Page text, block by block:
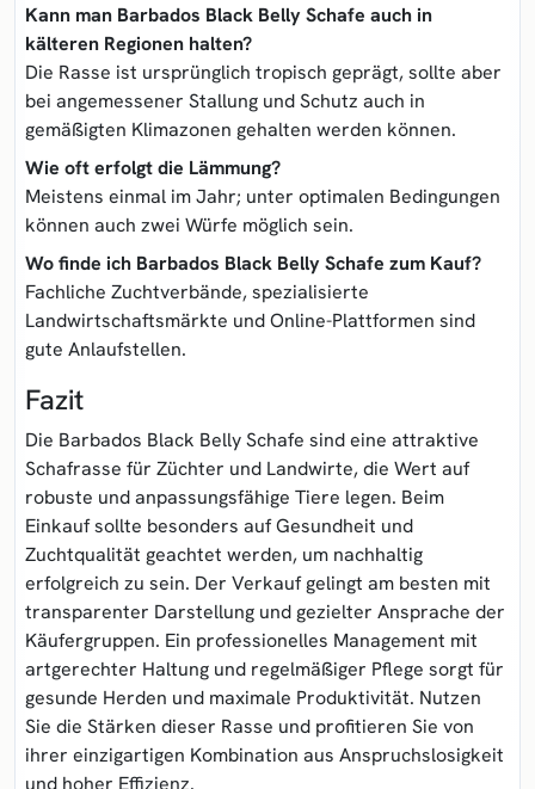
Kann man Barbados Black Belly Schafe auch in
kälteren Regionen halten?
Die Rasse ist ursprünglich tropisch geprägt, sollte aber
bei angemessener Stallung und Schutz auch in
gemäßigten Klimazonen gehalten werden können.
Wie oft erfolgt die Lämmung?
Meistens einmal im Jahr; unter optimalen Bedingungen
können auch zwei Würfe möglich sein.
Wo finde ich Barbados Black Belly Schafe zum Kauf?
Fachliche Zuchtverbände, spezialisierte
Landwirtschaftsmärkte und Online-Plattformen sind
gute Anlaufstellen.
Fazit
Die Barbados Black Belly Schafe sind eine attraktive
Schafrasse für Züchter und Landwirte, die Wert auf
robuste und anpassungsfähige Tiere legen. Beim
Einkauf sollte besonders auf Gesundheit und
Zuchtqualität geachtet werden, um nachhaltig
erfolgreich zu sein. Der Verkauf gelingt am besten mit
transparenter Darstellung und gezielter Ansprache der
Käufergruppen. Ein professionelles Management mit
artgerechter Haltung und regelmäßiger Pflege sorgt für
gesunde Herden und maximale Produktivität. Nutzen
Sie die Stärken dieser Rasse und profitieren Sie von
ihrer einzigartigen Kombination aus Anspruchslosigkeit
und hoher Effizienz.